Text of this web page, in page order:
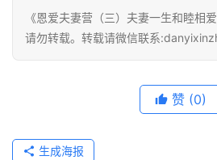
《恩爱夫妻营（三）夫妻一生和睦相
请勿转载。转载请微信联系
赞 (0)
生成海报